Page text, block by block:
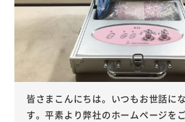
皆さまこんにちは。いつもお世話に
す。平素より弊社のホームページを